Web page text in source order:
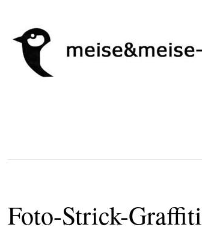
Foto-Strick-Graffiti